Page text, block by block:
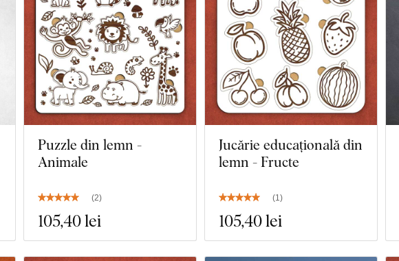
Puzzle din lemn -
Animale
(2)
105,40 lei
Jucărie educațională din
lemn - Fructe
(1)
105,40 lei